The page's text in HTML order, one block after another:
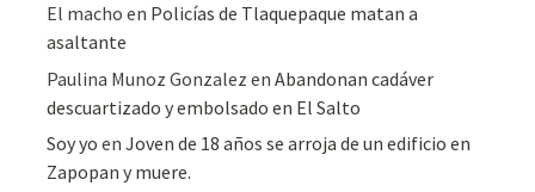
El macho en Policías de Tlaquepaque matan a
asaltante
Paulina Munoz Gonzalez enAbandonan cadáver
descuartizado y embolsado en El Salto
Soy yo enJoven de 18 años se arroja de un edificio en
Zapopan y muere.